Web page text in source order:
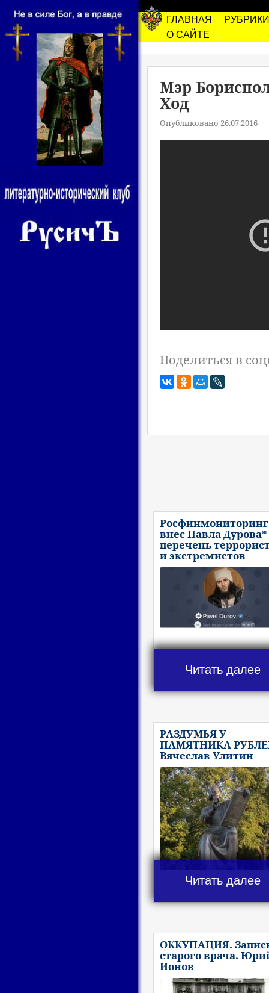
ГЛАВНАЯ
РУБРИКИ
О САЙТЕ
Мэр
Ход
Опубликовано 26.07.2016
Поделиться в
Росфинмониторинг
внес Павла
перечень
и экстремистов
Читать далее
РАЗДУМЬЯ У
ПАМЯТНИКА
Вячеслав Улитин
Читать далее
ОККУПАЦИЯ.
старого врача.
Ионов